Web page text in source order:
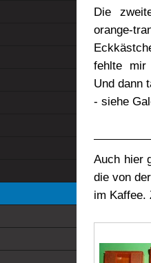
Die
orange-
fehlte mir
Und dann
- siehe
Auch hier
die von
im Kaffee.